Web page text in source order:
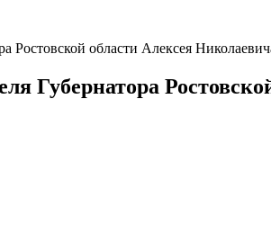
Ростовской области Алексея
Губернатора